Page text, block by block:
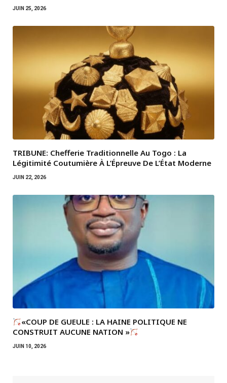
JUIN 25, 2026
TRIBUNE: Chefferie Traditionnelle Au Togo : La
Légitimité Coutumière À L’Épreuve De L’État Moderne
JUIN 22, 2026
«COUP DE GUEULE : LA HAINE POLITIQUE NE
CONSTRUIT AUCUNE NATION »
JUIN 10, 2026